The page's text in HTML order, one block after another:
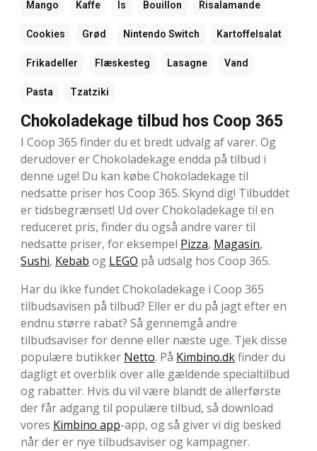
Mango Kaffe Is Bouillon Risalamande
Cookies Grød Nintendo Switch Kartoffelsalat
Frikadeller Flæskesteg Lasagne Vand
Pasta Tzatziki
Chokoladekage tilbud hos Coop 365
I Coop 365 finder du et bredt udvalg af varer. Og
derudover er Chokoladekage endda på tilbud i
denne uge! Du kan købe Chokoladekage til
nedsatte priser hos Coop 365. Skynd dig! Tilbuddet
er tidsbegrænset! Ud over Chokoladekage til en
reduceret pris, finder du også andre varer til
nedsatte priser, for eksempel Pizza, Magasin,
Sushi, Kebab og LEGO på udsalg hos Coop 365.
Har du ikke fundet Chokoladekage i Coop 365
tilbudsavisen på tilbud? Eller er du på jagt efter en
endnu større rabat? Så gennemgå andre
tilbudsaviser for denne eller næste uge. Tjek disse
populære butikker Netto. På Kimbino.dkfinder du
dagligt et overblik over alle gældende specialtilbud
og rabatter. Hvis du vil være blandt de allerførste
der får adgang til populære tilbud, så download
vores Kimbino app-app, og så giver vi dig besked
når der er nye tilbudsaviser og kampagner.